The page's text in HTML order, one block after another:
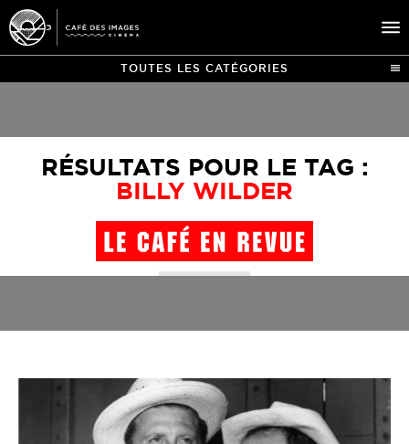
ÉVÉNEMENTS
CAFÉ DU CINÉ
ÉDUCATION AUX IMAGES
TOUTES LES CATÉGORIES
RÉSULTATS POUR LE TAG :
BILLY WILDER